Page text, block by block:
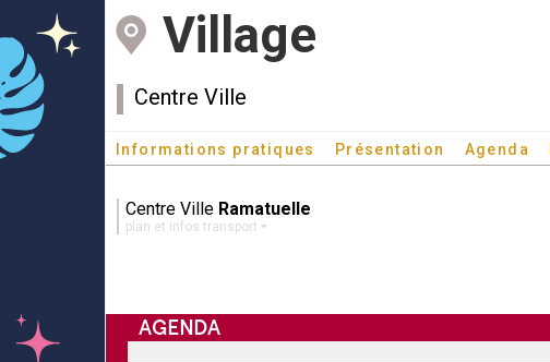
Village
Centre Ville
Informations pratiques Présentation Agenda
Centre Ville Ramatuelle
plan et infos transport
AGENDA